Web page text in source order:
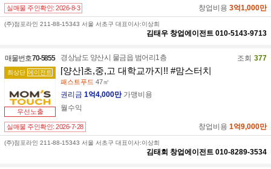
실매물 주인확인: 2026-8-3 창업비용 3억1,000만
(주)점포라인 211-88-15343 서울 서초구 대표이사:이상희
김태우 창업에이전트 010-5143-9713
매물번호70-5855
최상단 에이전트
우선노출
경상남도 양산시 물금읍 범어리1층 조회 377
[양산]초,중,고 대학교까지!! #맘스터치
패스트푸드 47㎡
권리금 1억4,000만 가맹비용
월수익
실매물 주인확인: 2026-7-28 창업비용 1억9,000만
(주)점포라인 211-88-15343 서울 서초구 대표이사:이상희
김태회 창업에이전트 010-8289-3534